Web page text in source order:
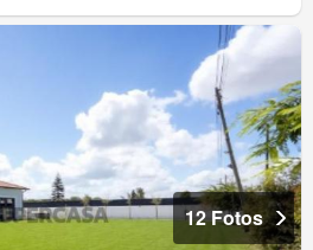
12 Fotos